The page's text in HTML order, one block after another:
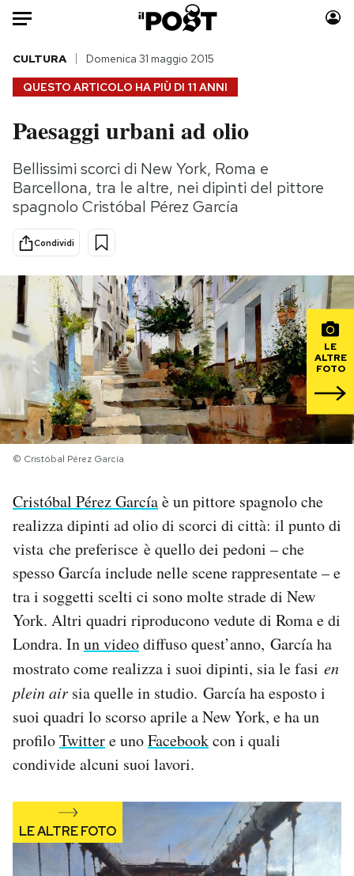
Auto
HOME
Italia
Politica
Tecnologia
Scienza
Economia
Sport
Moda
Consumismi
Storie/Idee
Altrecose
Mondiali calcio 2026
PODCAST
NEWSLETTER
SHOP
CALENDARIO
AREA PERSONALE
Newsletter
Notifiche mobile
Regala il Post
Hai bisogno di aiuto?
QUESTO ARTICOLO HA PIÙ DI 11 ANNI
CULTURA Domenica 31 maggio 2015
Paesaggi urbani ad olio
Bellissimi scorci di New York, Roma e
Barcellona, tra le altre, nei dipinti del pittore
spagnolo Cristóbal Pérez García
Condividi
LE
ALTRE
FOTO
© Cristóbal Pérez García
Cristóbal Pérez Garcíaè un pittore spagnolo che
realizza dipinti ad olio di scorci di città: il punto di
vista che preferisce è quello dei pedoni – che
spesso García include nelle scene rappresentate – e
tra i soggetti scelti ci sono molte strade di New
York. Altri quadri riproducono vedute di Roma e di
Londra. Inun videodiffuso quest’anno, García ha
mostrato come realizza i suoi dipinti, sia le fasi en
plein air sia quelle in studio. García ha esposto i
suoi quadri lo scorso aprile a New York, e ha un
profiloTwittere unoFacebookcon i quali
condivide alcuni suoi lavori.